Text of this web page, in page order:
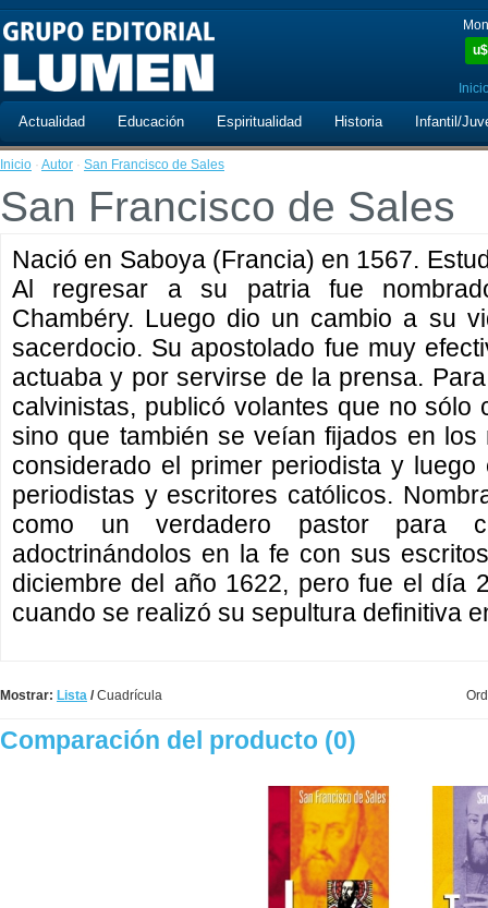
u$
Actualidad Educación Espiritualidad Historia Infantil/
Inicio · Autor · San Francisco de Sales
San Francisco de Sales
Nació en Saboya (Francia) en 1567.
Al regresar a su patria fue
Chambéry. Luego dio un cambio a su
sacerdocio. Su apostolado fue muy
actuaba y por servirse de la prensa.
calvinistas, publicó volantes que no sólo
sino que también se veían fijados en
considerado el primer periodista y
periodistas y escritores católicos.
como un verdadero pastor para
adoctrinándolos en la fe con sus
diciembre del año 1622, pero fue el día
cuando se realizó su sepultura definitiva
Mostrar: Lista /Cuadrícula
Comparación del producto (0)